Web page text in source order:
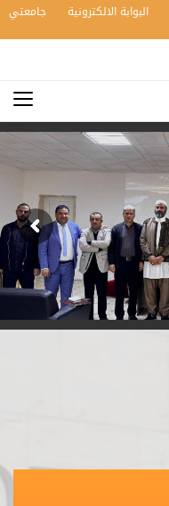
البوابة الالكترونية جامعتي